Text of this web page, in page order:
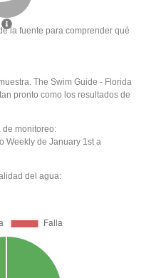
la fuente para comprender qué
The Swim Guide - Florida
pronto como los resultados de
de monitoreo:
Weekly de January 1st a
del agua: